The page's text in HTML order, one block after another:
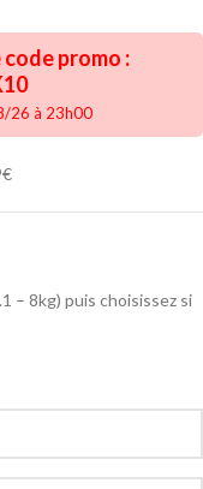
promo :
26 à 23h00
– 8kg) puis choisissez si